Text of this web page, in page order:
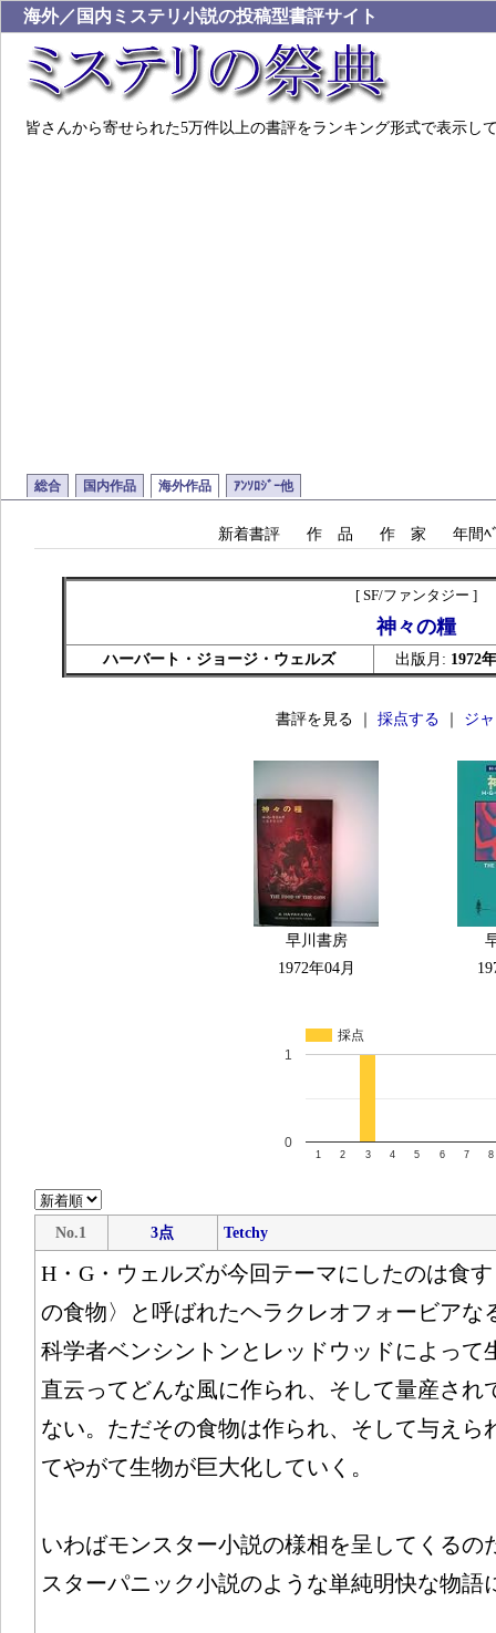
海外／国内ミステリ小説の投稿型書評サイト
皆さんから寄せられた5万件以上の書評をランキング形式で表示し
総合 国内作品 海外作品 ｱﾝｿﾛｼﾞｰ他
新着書評 作 品 作 家 年間ﾍ
[ SF/ファンタジー ]
神々の糧
ハーバート・ジョージ・ウェルズ 出版月: 1972
書評を見る ｜ 採点する ジ
早川書房
1972年04月
採点
1 2 3 4 5 6 7 8
0
1
No.1 3点 Tetchy
H・G・ウェルズが今回テーマにしたのは食
の食物〉と呼ばれたヘラクレオフォービアな
科学者ベンシントンとレッドウッドによって
直云ってどんな風に作られ、そして量産され
ない。ただその食物は作られ、そして与えら
てやがて生物が巨大化していく。
いわばモンスター小説の様相を呈してくるの
スターパニック小説のような単純明快な物語